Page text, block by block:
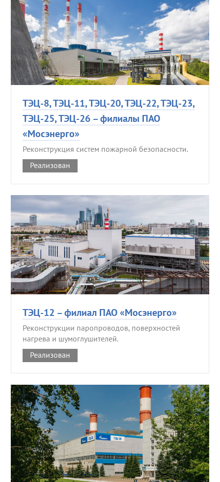
ТЭЦ-8, ТЭЦ-11, ТЭЦ-20, ТЭЦ-22, ТЭЦ-23,
ТЭЦ-25, ТЭЦ-26 – филиалы ПАО
«Мосэнерго»
Реконструкция систем пожарной безопасности.
Реализован
ТЭЦ-12 – филиал ПАО «Мосэнерго»
Реконструкции паропроводов, поверхностей
нагрева и шумоглушителей.
Реализован